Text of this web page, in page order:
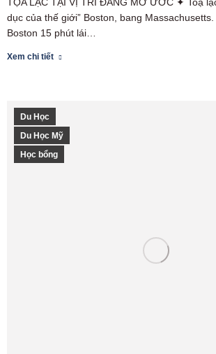
dục của thế giới” Boston, bang
Boston 15 phút lái…
Xem chi tiết
Du Học
Du Học Mỹ
Học bổng